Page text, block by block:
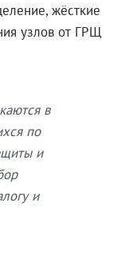
жёсткие
узлов от ГРЩ
в
по
и
и